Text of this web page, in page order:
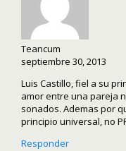
Teancum
septiembre 30, 2013
Luis Castillo, fiel a su
amor entre una pareja
sonados. Ademas por
principio universal, no
Responder